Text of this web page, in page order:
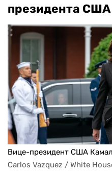
президента США
Вице-президент США
Carlos Vazquez / White